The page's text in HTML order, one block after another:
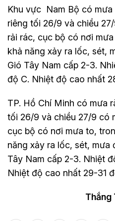
Khu vực Nam Bộ có
riêng tối 26/9 và chiều
rải rác, cục bộ có nơi
khả năng xảy ra lốc, sét,
Gió Tây Nam cấp 2-3.
độ C. Nhiệt độ cao nhất
TP. Hồ Chí Minh có mưa
tối 26/9 và chiều 27/9 có
cục bộ có nơi mưa to,
năng xảy ra lốc, sét, mưa
Tây Nam cấp 2-3. Nhiệt
Nhiệt độ cao nhất 29-31
Thắng